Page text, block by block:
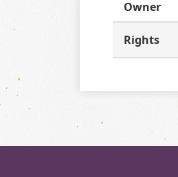
Owner
Rights